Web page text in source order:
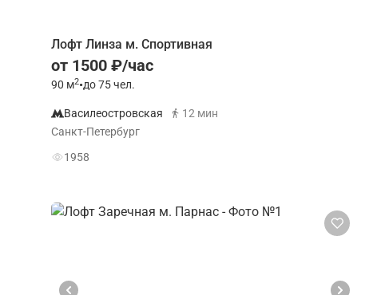
Лофт Линза м. Спортивная
от 1500 ₽/час
90 м2•до 75 чел.
Василеостровская
12 мин
Санкт-Петербург
1958